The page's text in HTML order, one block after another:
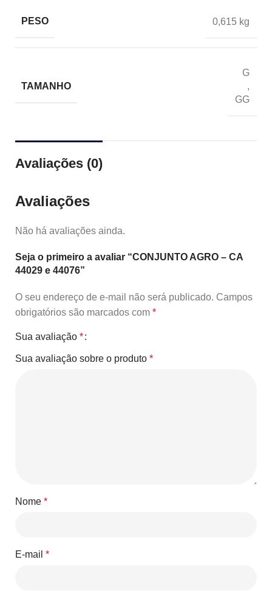
PESO 0,615 kg
TAMANHO
G
,
GG
Avaliações (0)
Avaliações
Não há avaliações ainda.
Seja o primeiro a avaliar “CONJUNTO AGRO – CA
44029 e 44076”
O seu endereço de e-mail não será publicado. Campos
obrigatórios são marcados com *
Sua avaliação *
Sua avaliação sobre o produto *
Nome *
E-mail *